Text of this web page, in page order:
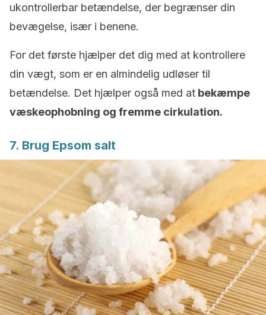
ukontrollerbar betændelse, der begrænser din
bevægelse, især i benene.
For det første hjælper det dig med at kontrollere
din vægt, som er en almindelig udløser til
betændelse. Det hjælper også med at bekæmpe
væskeophobning og fremme cirkulation.
7. Brug Epsom salt